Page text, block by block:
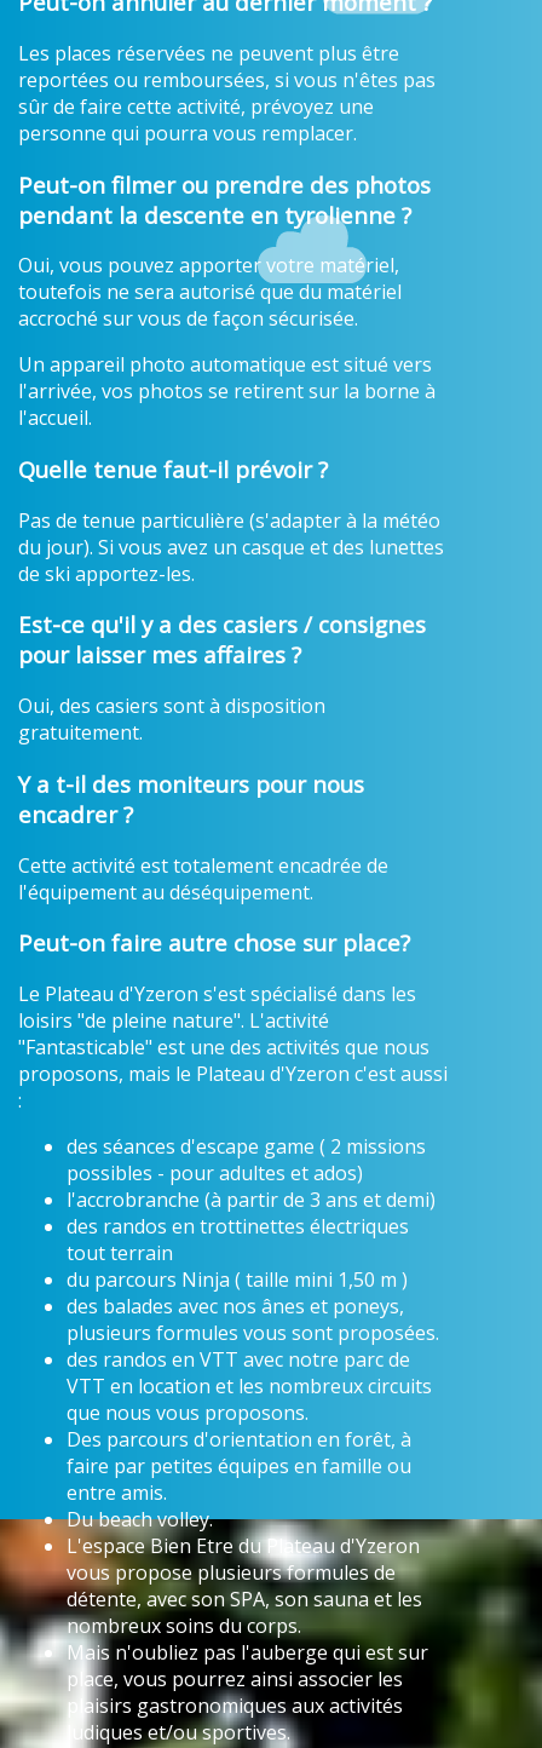
Les places réservées ne peuvent plus être
reportées ou remboursées, si vous n'êtes pas
sûr de faire cette activité, prévoyez une
personne qui pourra vous remplacer.
Peut-on filmer ou prendre des photos
pendant la descente en tyrolienne ?
Oui, vous pouvez apporter votre matériel,
toutefois ne sera autorisé que du matériel
accroché sur vous de façon sécurisée.
Un appareil photo automatique est situé vers
l'arrivée, vos photos se retirent sur la borne à
l'accueil.
Quelle tenue faut-il prévoir ?
Pas de tenue particulière (s'adapter à la météo
du jour). Si vous avez un casque et des lunettes
de ski apportez-les.
Est-ce qu'il y a des casiers / consignes
pour laisser mes affaires ?
Oui, des casiers sont à disposition
gratuitement.
Y a t-il des moniteurs pour nous
encadrer ?
Cette activité est totalement encadrée de
l'équipement au déséquipement.
Peut-on faire autre chose sur place?
Le Plateau d'Yzeron s'est spécialisé dans les
loisirs "de pleine nature". L'activité
"Fantasticable" est une des activités que nous
proposons, mais le Plateau d'Yzeron c'est aussi
:
des séances d'escape game ( 2 missions
possibles - pour adultes et ados)
l'accrobranche (à partir de 3 ans et demi)
des randos en trottinettes électriques
tout terrain
du parcours Ninja ( taille mini 1,50 m )
des balades avec nos ânes et poneys,
plusieurs formules vous sont proposées.
des randos en VTT avec notre parc de
VTT en location et les nombreux circuits
que nous vous proposons.
Des parcours d'orientation en forêt, à
faire par petites équipes en famille ou
entre amis.
Du beach volley.
L'espace Bien Etre du Plateau d'Yzeron
vous propose plusieurs formules de
détente, avec son SPA, son sauna et les
nombreux soins du corps.
Mais n'oubliez pas l'auberge qui est sur
place, vous pourrez ainsi associer les
plaisirs gastronomiques aux activités
ludiques et/ou sportives.